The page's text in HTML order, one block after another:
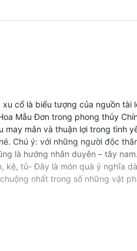
cổ là biểu tượng của nguồn tài
Mẫu Đơn trong phong thủy
mắn và thuận lợi trong tình
Chú ý: với những người độc
là hướng nhân duyên – tây
tủ- Đây là món quà ý nghĩa
nhất trong số những vật